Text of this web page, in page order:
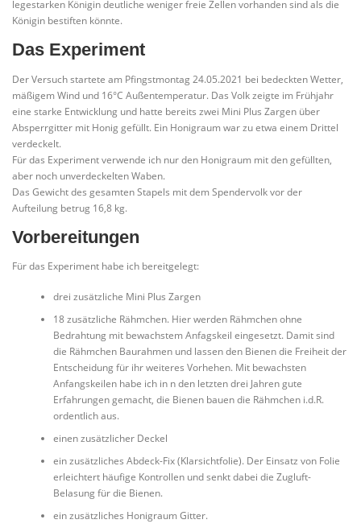
legestarken Königin deutliche weniger freie Zellen vorhanden sind als die
Königin bestiften könnte.
Das Experiment
Der Versuch startete am Pfingstmontag 24.05.2021 bei bedeckten Wetter,
mäßigem Wind und 16°C Außentemperatur. Das Volk zeigte im Frühjahr
eine starke Entwicklung und hatte bereits zwei Mini Plus Zargen über
Absperrgitter mit Honig gefüllt. Ein Honigraum war zu etwa einem Drittel
verdeckelt.
Für das Experiment verwende ich nur den Honigraum mit den gefüllten,
aber noch unverdeckelten Waben.
Das Gewicht des gesamten Stapels mit dem Spendervolk vor der
Aufteilung betrug 16,8 kg.
Vorbereitungen
Für das Experiment habe ich bereitgelegt:
drei zusätzliche Mini Plus Zargen
18 zusätzliche Rähmchen. Hier werden Rähmchen ohne
Bedrahtung mit bewachstem Anfagskeil eingesetzt. Damit sind
die Rähmchen Baurahmen und lassen den Bienen die Freiheit der
Entscheidung für ihr weiteres Vorhehen. Mit bewachsten
Anfangskeilen habe ich in n den letzten drei Jahren gute
Erfahrungen gemacht, die Bienen bauen die Rähmchen i.d.R.
ordentlich aus.
einen zusätzlicher Deckel
ein zusätzliches Abdeck-Fix (Klarsichtfolie). Der Einsatz von Folie
erleichtert häufige Kontrollen und senkt dabei die Zugluft-
Belasung für die Bienen.
ein zusätzliches Honigraum Gitter.